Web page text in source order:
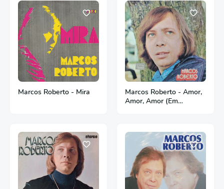
Marcos Roberto - Mira
Marcos Roberto - Amor,
Amor, Amor (Em